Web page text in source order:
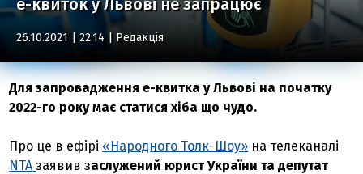
е-квиток у Львові не запрацює
26.10.2021 | 22:14 | Редакція
Для запровадження е-квитка у Львові на початку
2022-го року має статися хіба що чудо.
Про це в ефірі «Народного Толк-Шоу» на телеканалі
NTAзаявив заслужений юрист України та депутат